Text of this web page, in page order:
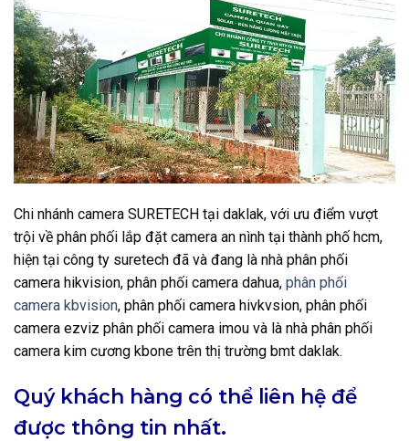
Chi nhánh camera SURETECH tại daklak, với ưu điểm vượt
trội về phân phối lắp đặt camera an nình tại thành phố hcm,
hiện tại công ty suretech đã và đang là nhà phân phối
camera hikvision, phân phối camera dahua, phân phối
camera kbvision, phân phối camera hivkvsion, phân phối
camera ezviz phân phối camera imou và là nhà phân phối
camera kim cương kbone trên thị trường bmt daklak.
Quý khách hàng có thể liên hệ để
được thông tin nhất.